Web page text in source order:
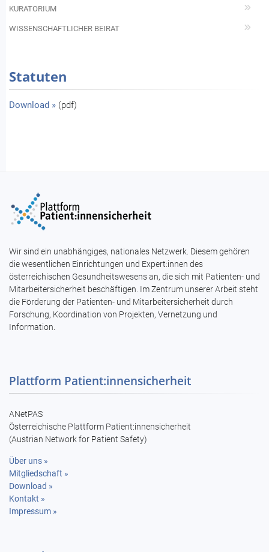
KURATORIUM
WISSENSCHAFTLICHER BEIRAT
Statuten
Download » (pdf)
Wir sind ein unabhängiges, nationales Netzwerk. Diesem gehören
die wesentlichen Einrichtungen und Expert:innen des
österreichischen Gesundheitswesens an, die sich mit Patienten- und
Mitarbeitersicherheit beschäftigen. Im Zentrum unserer Arbeit steht
die Förderung der Patienten- und Mitarbeitersicherheit durch
Forschung, Koordination von Projekten, Vernetzung und
Information.
Plattform Patient:innensicherheit
ANetPAS
Österreichische Plattform Patient:innensicherheit
(Austrian Network for Patient Safety)
Über uns »
Mitgliedschaft »
Download »
Kontakt »
Impressum »